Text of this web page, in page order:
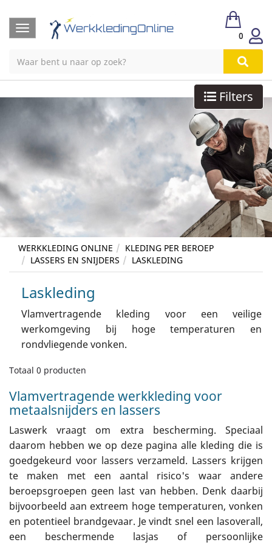
Toggle
navigation
0
WERKKLEDING ONLINE
KLEDING PER BEROEP
LASSERS EN SNIJDERS
LASKLEDING
Filters
Laskleding
Vlamvertragende kleding voor een veilige
werkomgeving bij hoge temperaturen en
rondvliegende vonken.
Totaal 0 producten
Vlamvertragende werkkleding voor
metaalsnijders en lassers
Laswerk vraagt om extra bescherming. Speciaal
daarom hebben we op deze pagina alle kleding die is
goedgekeurd voor lassers verzameld. Lassers krijgen
te maken met een aantal risico's waar andere
beroepsgroepen geen last van hebben. Denk daarbij
bijvoorbeeld aan extreem hoge temperaturen, vonken
en potentieel brandgevaar. Je vindt snel een lasoverall,
een beschermende lasjas of persoonlijke